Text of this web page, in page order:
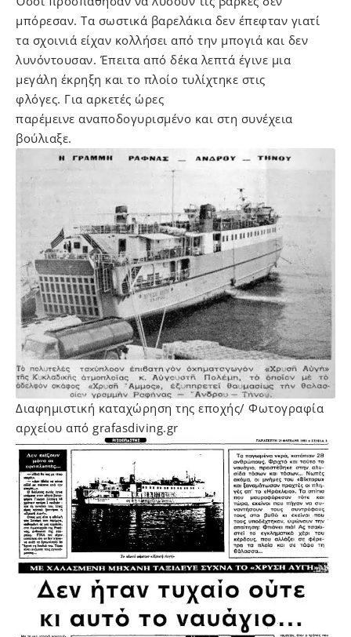
μπόρεσαν. Τα σωστικά βαρελάκια δεν έπεφταν γιατί
τα σχοινιά είχαν κολλήσει από την μπογιά και δεν
λυνόντουσαν. Έπειτα από δέκα λεπτά έγινε μια
μεγάλη έκρηξη και το πλοίο τυλίχτηκε στις
φλόγες. Για αρκετές ώρες
παρέμεινε αναποδογυρισμένο και στη συνέχεια
βούλιαξε.
Διαφημιστική καταχώρηση της εποχής/ Φωτογραφία
αρχείου από grafasdiving.gr